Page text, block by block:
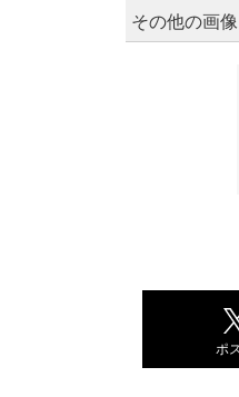
その他の画像
ポ